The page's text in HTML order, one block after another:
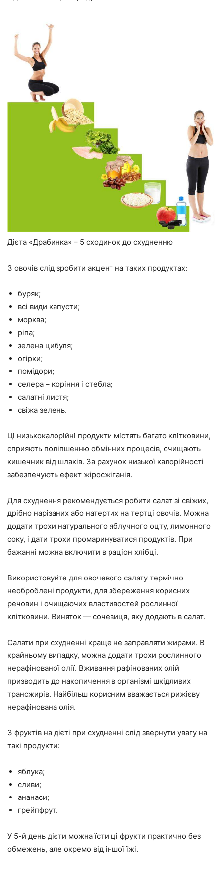
Дієта «Драбинка» – 5 сходинок до схудненню
З овочів слід зробити акцент на таких продуктах:
буряк;
всі види капусти;
морква;
ріпа;
зелена цибуля;
огірки;
помідори;
селера – коріння і стебла;
салатні листя;
свіжа зелень.
Ці низькокалорійні продукти містять багато клітковини,
сприяють поліпшенню обмінних процесів, очищають
кишечник від шлаків. За рахунок низької калорійності
забезпечують ефект жіросжіганія.
Для схуднення рекомендується робити салат зі свіжих,
дрібно нарізаних або натертих на тертці овочів. Можна
додати трохи натурального яблучного оцту, лимонного
соку, і дати трохи промаринуватися продуктів. При
бажанні можна включити в раціон хлібці.
Використовуйте для овочевого салату термічно
необроблені продукти, для збереження корисних
речовин і очищаючих властивостей рослинної
клітковини. Виняток — сочевиця, яку додають в салат.
Салати при схудненні краще не заправляти жирами. В
крайньому випадку, можна додати трохи рослинного
нерафінованої олії. Вживання рафінованих олій
призводить до накопичення в організмі шкідливих
трансжирів. Найбільш корисним вважається рижієву
нерафінована олія.
З фруктів на дієті при схудненні слід звернути увагу на
такі продукти:
яблука;
сливи;
ананаси;
грейпфрут.
У 5-й день дієти можна їсти ці фрукти практично без
обмежень, але окремо від іншої їжі.